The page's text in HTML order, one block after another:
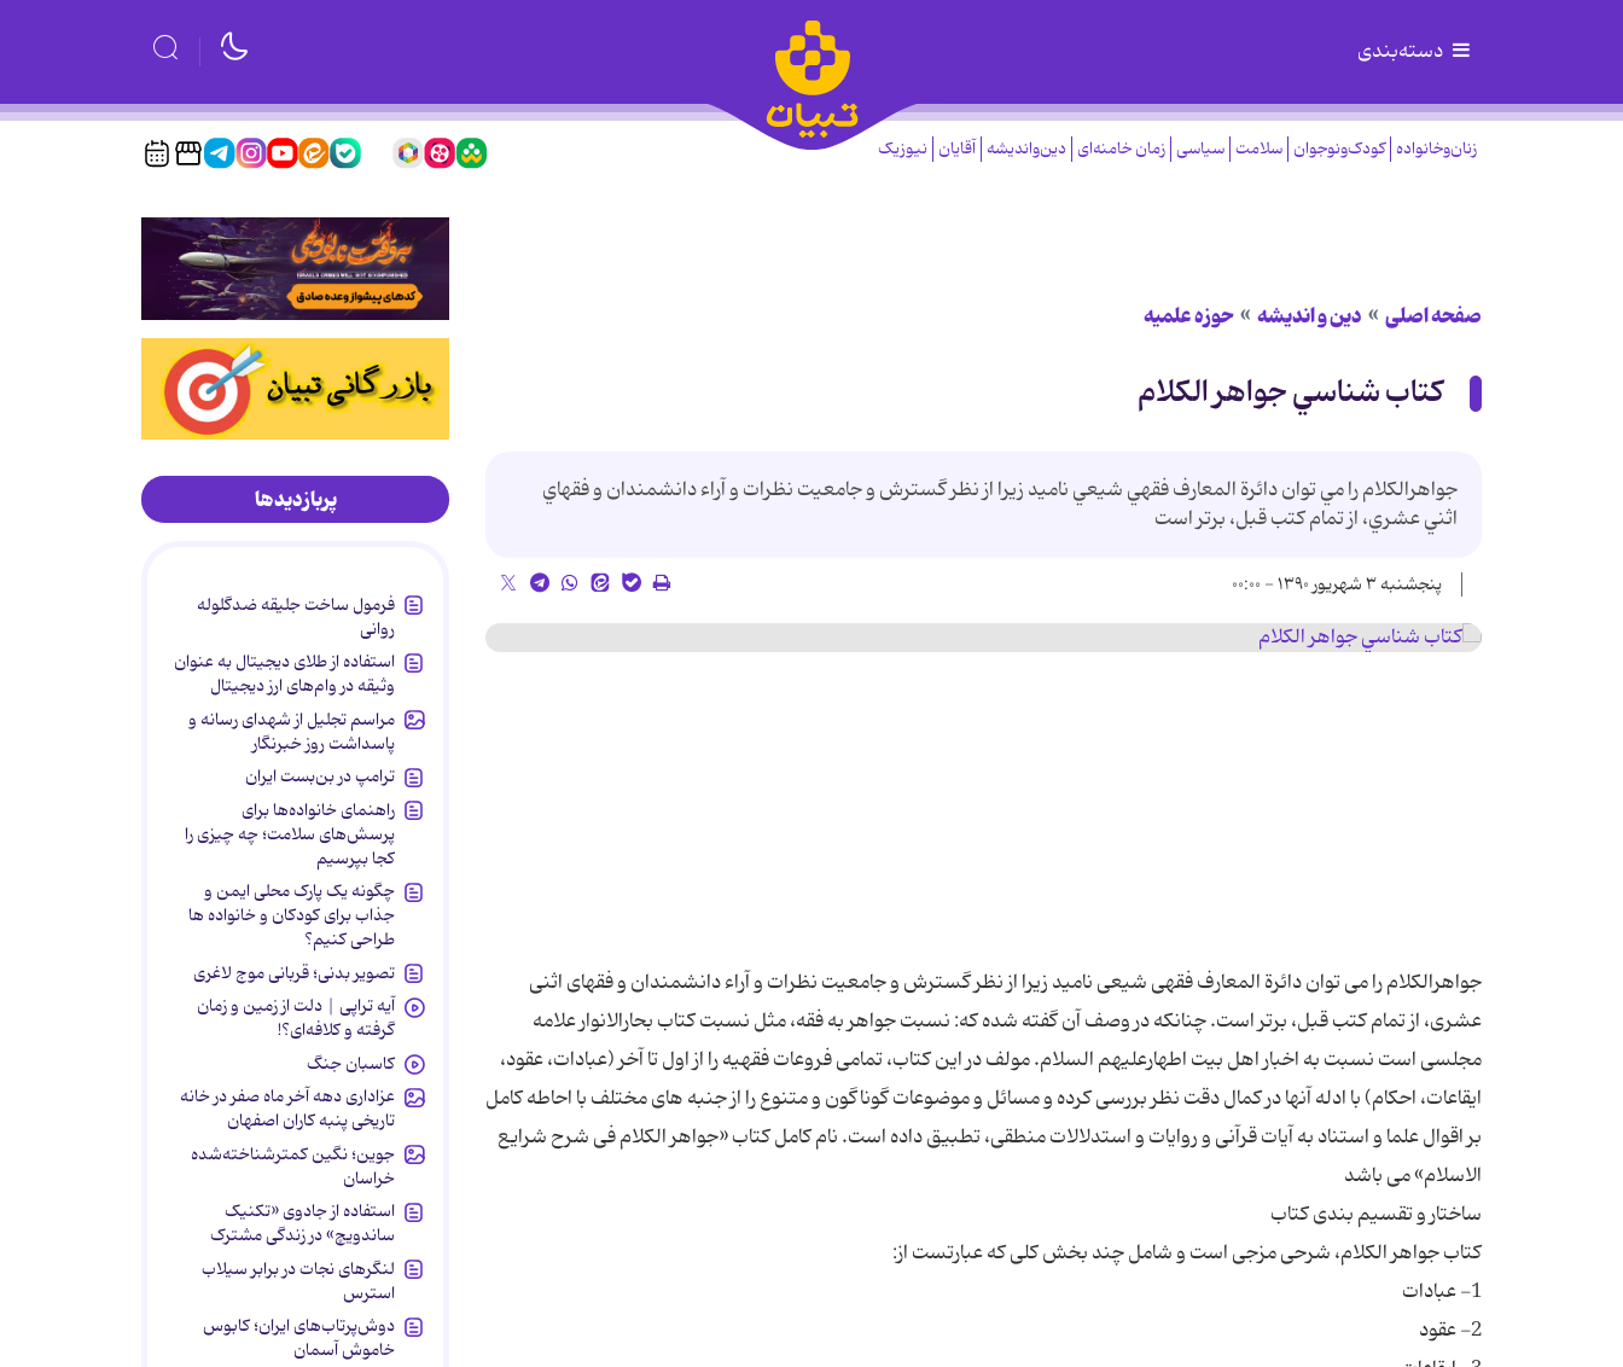
دسته‌بندی
زنان‌وخانواده کودک‌ونوجوان سلامت سیاسی زمان خامنه‌ای دین‌واندیشه آقایان نیوزیک
صفحه اصلی دین و اندیشه حوزه علمیه
کتاب شناسي جواهر الکلام
جواهرالکلام را مي توان دائرة المعارف فقهي شيعي ناميد زيرا از نظر گسترش و جامعيت نظرات و آراء دانشمندان و فقهاي
اثني عشري، از تمام کتب قبل، برتر است
پنجشنبه ۳ شهریور ۱۳۹۰ - ۰۰:۰۰
جواهرالکلام را می توان دائرة المعارف فقهی شیعی نامید زیرا از نظر گسترش و جامعیت نظرات و آراء دانشمندان و فقهای اثنی
عشری، از تمام کتب قبل، برتر است. چنانکه در وصف آن گفته شده که: نسبت جواهر به فقه، مثل نسبت کتاب بحارالانوار علامه
مجلسی است نسبت به اخبار اهل بیت اطهارعلیهم السلام. مولف در این کتاب، تمامی فروعات فقهیه را از اول تا آخر (عبادات، عقود،
ایقاعات، احکام) با ادله آنها در کمال دقت نظر بررسی کرده و مسائل و موضوعات گوناگون و متنوع را از جنبه های مختلف با احاطه کامل
بر اقوال علما و استناد به آیات قرآنی و روایات و استدلالات منطقی، تطبیق داده است. نام کامل کتاب «جواهر الکلام فی شرح شرایع
پربازدیدها
فرمول ساخت جلیقه ضدگلوله
روانی
استفاده از طلای دیجیتال به عنوان
وثیقه در وام‌های ارز دیجیتال
مراسم تجلیل از شهدای رسانه و
پاسداشت روز خبرنگار
ترامپ در بن‌بست ایران
راهنمای خانواده‌ها برای
پرسش‌های سلامت؛ چه چیزی را
کجا بپرسیم
چگونه یک پارک محلی ایمن و
جذاب برای کودکان و خانواده ها
طراحی کنیم؟
تصویر بدنی؛ قربانی موج لاغری
آیه تراپی | دلت از زمین و زمان
گرفته و کلافه‌ای؟!
کاسبان جنگ
عزاداری دهه آخر ماه صفر در خانه
تاریخی پنبه کاران اصفهان
جوین؛ نگین کمترشناخته‌شده
خراسان
استفاده از جادوی «تکنیک
ساندویچ» در زندگی مشترک
لنگرهای نجات در برابر سیلاب
استرس
دوش‌پرتاب‌های ایران؛ کابوس
خاموش آسمان